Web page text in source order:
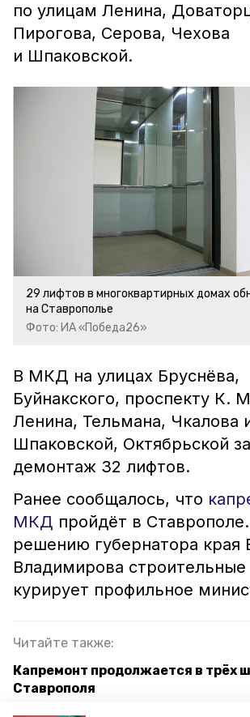
по улицам Ленина,
Пирогова, Серова, Чехова
и Шпаковской.
29 лифтов в многоквартирных домах
на Ставрополье
Фото: ИА «Победа26»
В МКД на улицах Бруснёва,
Буйнакского, проспекту К.
Ленина, Тельмана, Чкалова
Шпаковской, Октябрьской
демонтаж 32 лифтов.
Ранее сообщалось, что
МКД пройдёт в
решению губернатора края
Владимирова
курирует профильное
Читайте также:
Капремонт продолжается в трёх
Ставрополя